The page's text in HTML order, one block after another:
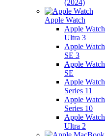
(2024)
Apple Watch
Apple Watch
Ultra 3
Apple Watch
SE 3
Apple Watch
SE
Apple Watch
Series 11
Apple Watch
Series 10
Apple Watch
Ultra 2